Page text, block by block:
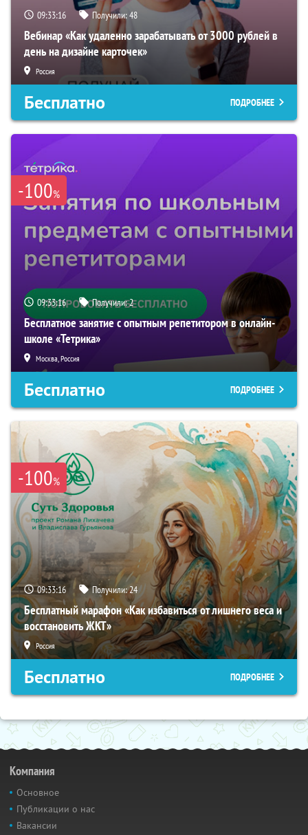
09:33:16 Получили:48
Вебинар «Как удаленно зарабатывать от 3000 рублей в
день на дизайне карточек»
Россия
Бесплатно ПОДРОБНЕЕ
-100%
09:33:16 Получили:2
Бесплатное занятие с опытным репетитором в онлайн-
школе «Тетрика»
Москва, Россия
Бесплатно ПОДРОБНЕЕ
-100%
09:33:16 Получили:24
Бесплатный марафон «Как избавиться от лишнего веса и
восстановить ЖКТ»
Россия
Бесплатно ПОДРОБНЕЕ
Компания
Основное
Публикации о нас
Вакансии